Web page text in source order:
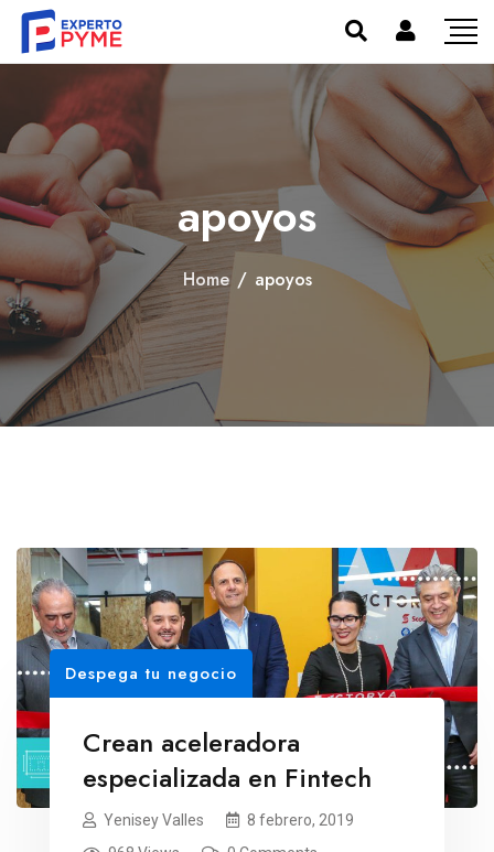
apoyos
Home / apoyos
Despega tu negocio
Crean aceleradora
especializada en Fintech
Yenisey Valles
8 febrero, 2019